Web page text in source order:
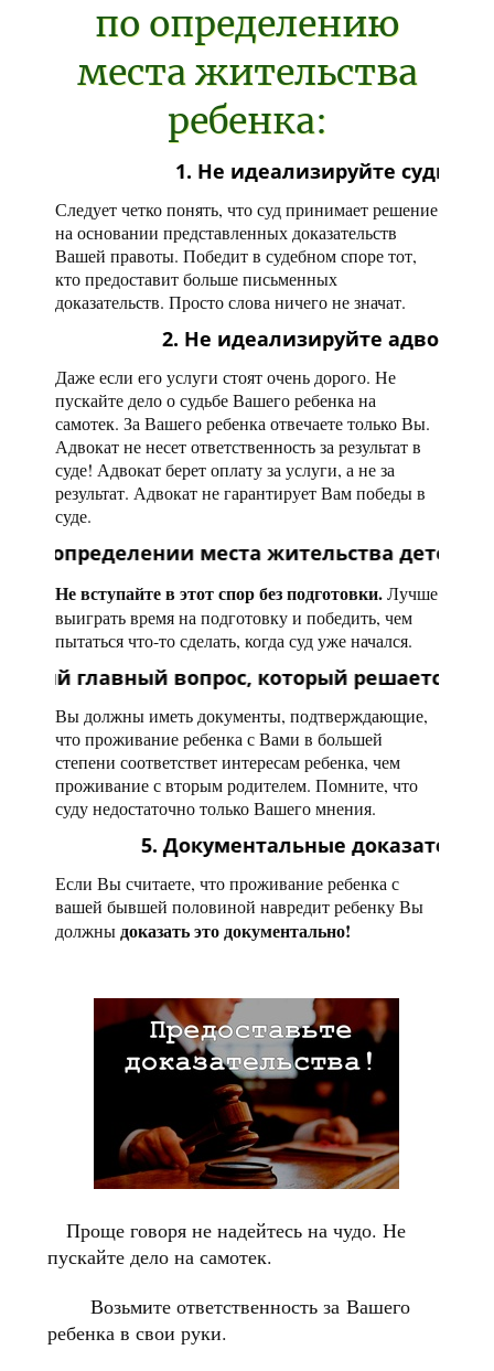
по определению
места жительства
ребенка:
1. Не идеализируйте судью!
Следует четко понять, что суд принимает решение
на основании представленных доказательств
Вашей правоты. Победит в судебном споре тот,
кто предоставит больше письменных
доказательств. Просто слова ничего не значат.
2. Не идеализируйте адвоката!
Даже если его услуги стоят очень дорого. Не
пускайте дело о судьбе Вашего ребенка на
самотек. За Вашего ребенка отвечаете только Вы.
Адвокат не несет ответственность за результат в
суде! Адвокат берет оплату за услуги, а не за
результат. Адвокат не гарантирует Вам победы в
суде.
места жительства детей – серьезная
Не вступайте в этот спор без подготовки.Лучше
выиграть время на подготовку и победить, чем
пытаться что-то сделать, когда суд уже начался.
который решается в суде – это
Вы должны иметь документы, подтверждающие,
что проживание ребенка с Вами в большей
степени соответствет интересам ребенка, чем
проживание с вторым родителем. Помните, что
суду недостаточно только Вашего мнения.
5. Документальные доказательства.
Если Вы считаете, что проживание ребенка с
вашей бывшей половиной навредит ребенку Вы
должныдоказать это документально!
Проще говоря не надейтесь на чудо. Не
пускайте дело на самотек.
Возьмите ответственность за Вашего
ребенка в свои руки.